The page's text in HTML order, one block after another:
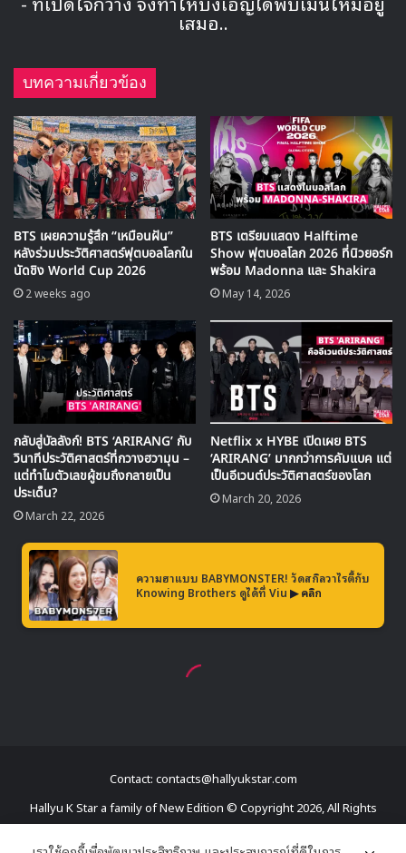
Contact: contacts@hallyukstar.com
Hallyu K Star a family of New Edition © Copyright 2026, All Rights